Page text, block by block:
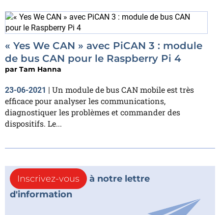
« Yes We CAN » avec PiCAN 3 : module
de bus CAN pour le Raspberry Pi 4
par Tam Hanna
23-06-2021 | Un module de bus CAN mobile est très
efficace pour analyser les communications,
diagnostiquer les problèmes et commander des
dispositifs. Le...
Inscrivez-vous
à notre lettre
d'information